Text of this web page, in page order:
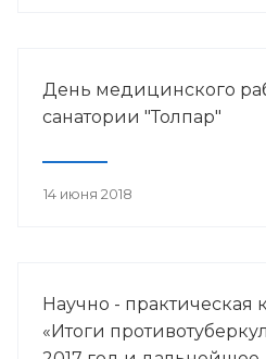
День медицинского
санатории "Толпар"
14 июня 2018
Научно - практическая
«Итоги